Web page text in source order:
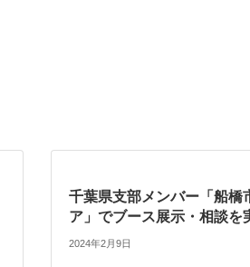
千葉県支部メンバー「船橋
ア」でブース展示・相談を
2024年2月9日